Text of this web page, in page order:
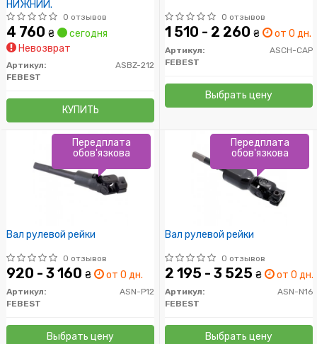
НИЖНИЙ.
0 отзывов
4 760 ₴
сегодня
Невозврат
Артикул:
ASBZ-212
FEBEST
КУПИТЬ
0 отзывов
1 510 - 2 260 ₴ от 0 дн.
Артикул:
ASCH-CAP
FEBEST
Выбрать цену
Вал рулевой рейки
0 отзывов
920 - 3 160 ₴ от 0 дн.
Артикул:
ASN-P12
FEBEST
Выбрать цену
Передплата
обов'язкова
Вал рулевой рейки
0 отзывов
2 195 - 3 525 ₴ от 0 дн.
Артикул:
ASN-N16
FEBEST
Выбрать цену
Передплата
обов'язкова